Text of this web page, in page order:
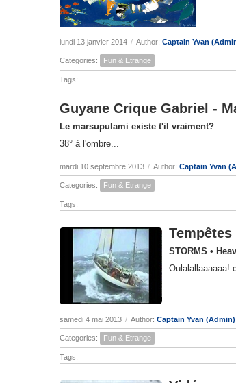
lundi 13 janvier 2014 / Author: Captain Yvan
Categories: Fun & Etrange
Tags:
Guyane Crique Gabriel -
Le marsupulami existe t'il vraiment?
38° à l'ombre...
mardi 10 septembre 2013 / Author: Captain Yvan
Categories: Fun & Etrange
Tags:
STORMS •
Oulalallaaaaaa!
samedi 4 mai 2013 / Author: Captain Yvan (Admin)
Categories: Fun & Etrange
Tags: